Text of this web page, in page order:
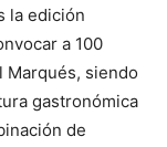
la edición
a 100
Marqués, siendo
gastronómica
de